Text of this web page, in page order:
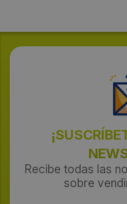
Recibe todas las
sobre